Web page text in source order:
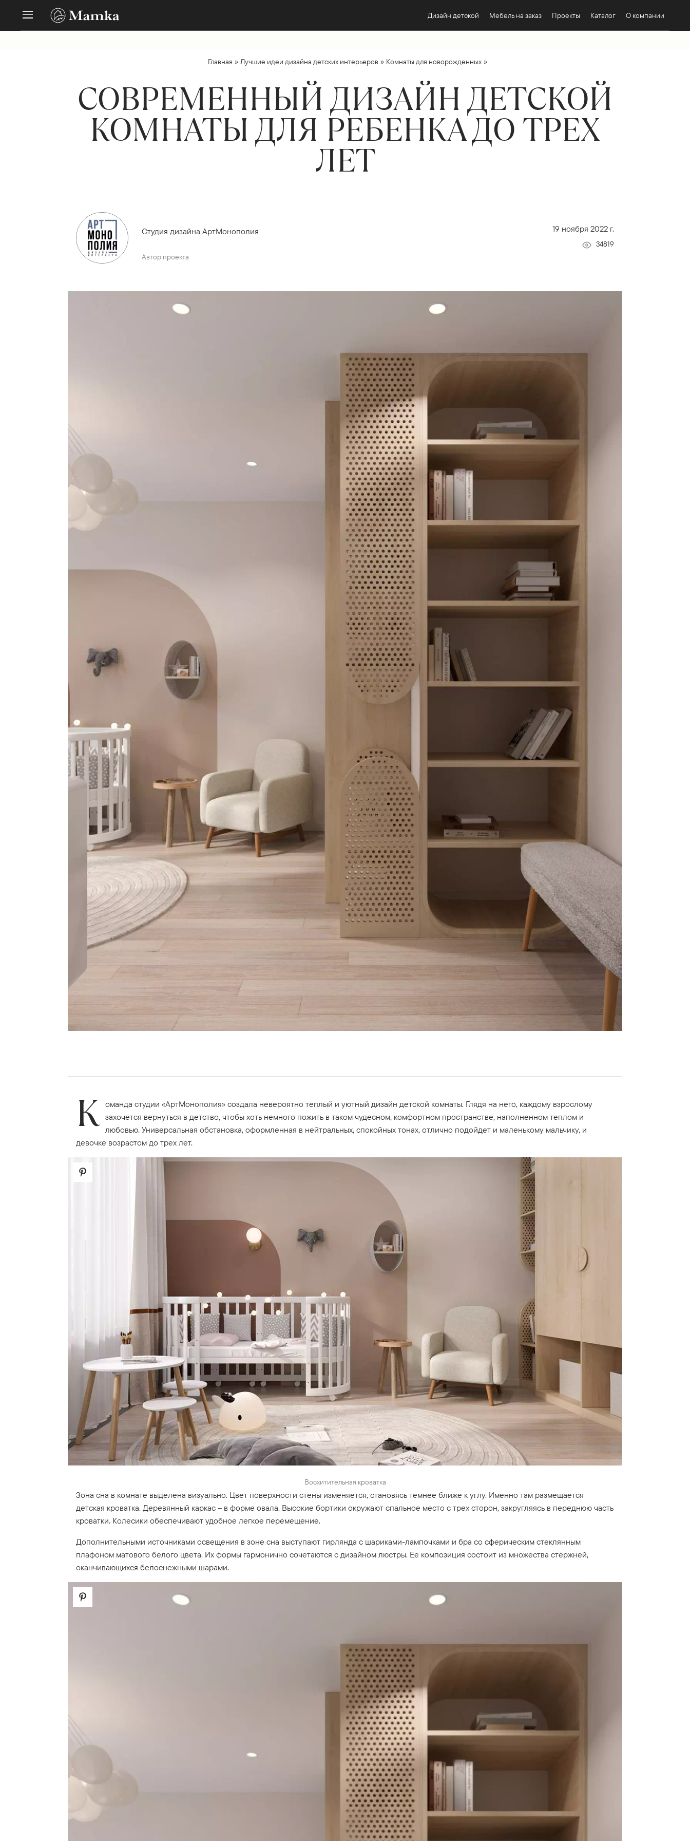
Дизайн детской Мебель на заказ Проекты Каталог О компании
Главная »Лучшие идеи дизайна детских интерьеров » Комнаты для новорожденных »
СОВРЕМЕННЫЙ ДИЗАЙН ДЕТСКОЙ
КОМНАТЫ ДЛЯ РЕБЕНКА ДО ТРЕХ
ЛЕТ
Студия дизайна АртМонополия
Автор проекта
19 ноября 2022 г.
34819
К оманда студии «АртМонополия» создала невероятно теплый и уютный дизайн детской комнаты. Глядя на него, каждому взрослому
захочется вернуться в детство, чтобы хоть немного пожить в таком чудесном, комфортном пространстве, наполненном теплом и
любовью. Универсальная обстановка, оформленная в нейтральных, спокойных тонах, отлично подойдет и маленькому мальчику, и
девочке возрастом до трех лет.
Восхитительная кроватка
Зона сна в комнате выделена визуально. Цвет поверхности стены изменяется, становясь темнее ближе к углу. Именно там размещается
детская кроватка. Деревянный каркас – в форме овала. Высокие бортики окружают спальное место с трех сторон, закругляясь в переднюю часть
кроватки. Колесики обеспечивают удобное легкое перемещение.
Дополнительными источниками освещения в зоне сна выступают гирлянда с шариками-лампочками и бра со сферическим стеклянным
плафоном матового белого цвета. Их формы гармонично сочетаются с дизайном люстры. Ее композиция состоит из множества стержней,
оканчивающихся белоснежными шарами.